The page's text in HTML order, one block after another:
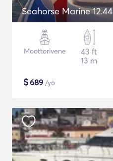
Seahorse Marine 12.44
Moottorivene
43 ft
13 m
$689 /yö